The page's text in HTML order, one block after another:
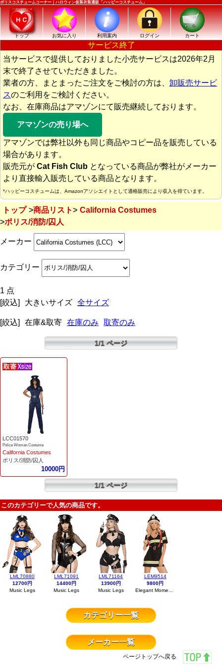
ポリスコスチュームコーナー｜ハロウィン仮装衣装通販「ハッピーコスチューム」
トップ お気に入り 利用案内 ログイン カート
サービス終了
当サービスで提供しておりました小売サービスは2026年2月
末で終了させていただきました。
業者の方、まとまったご注文をご検討の方は、 卸販売サービ
スのご利用をご検討ください。
なお、在庫商品はアマゾンにて販売継続しております。
アマゾンの売り場へ
アマゾンでは弊社以外も同じ商品やコピー品を販売している
場合があります。
販売元が Cat Fish Club となっている商品が弊社がメーカー
より直接輸入販売している商品となります。
*ハッピーコスチュームは、Amazonアソシエイトとして適格販売により収入を得ています。
トップ 商品リスト
California Costumes
ポリス/消防/囚人
メーカー
カテゴリー
1 点
[絞込]
大きいサイズ 全サイズ
[絞込] 在庫&取寄 在庫のみ 取寄のみ
1/1 ページ
LCC01570
Police Woman Costume
California Costumes
ポリス/消防/囚人
10000円
1/1 ページ
このカテゴリーで人気の商品です。
LML70880
12700円
Music Legs
LML71091
14400円
Music Legs
LML71164
13900円
Music Legs
LEM9514
9800円
カテゴリー一覧
メーカー一覧
ページトップへ戻る